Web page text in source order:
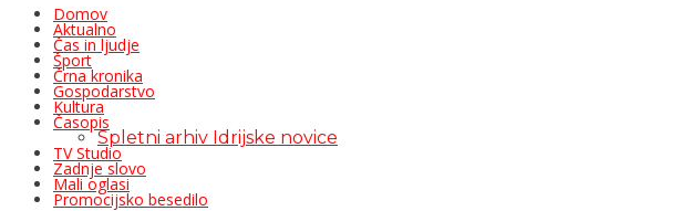
Domov
Aktualno
Čas in ljudje
Šport
Črna kronika
Gospodarstvo
Kultura
Časopis
Spletni arhiv Idrijske novice
TV Studio
Zadnje slovo
Mali oglasi
Promocijsko besedilo